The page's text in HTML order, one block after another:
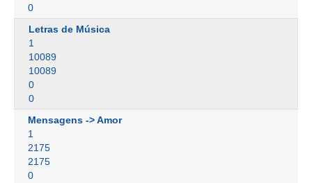
0
Letras de Música
1
10089
10089
0
0
Mensagens -> Amor
1
2175
2175
0